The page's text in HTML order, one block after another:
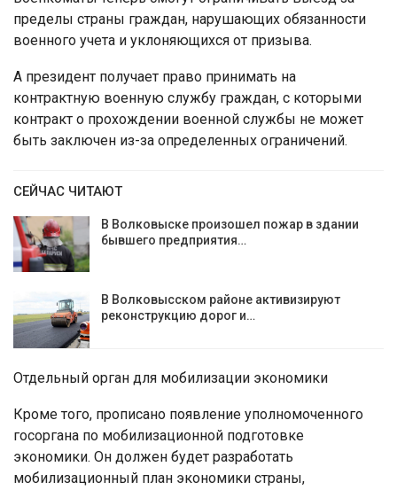
пределы страны граждан, нарушающих обязанности
военного учета и уклоняющихся от призыва.
А президент получает право принимать на
контрактную военную службу граждан, с которыми
контракт о прохождении военной службы не может
быть заключен из-за определенных ограничений.
СЕЙЧАС ЧИТАЮТ
В Волковыске произошел пожар в здании
бывшего предприятия…
В Волковысском районе активизируют
реконструкцию дорог и…
Отдельный орган для мобилизации экономики
Кроме того, прописано появление уполномоченного
госоргана по мобилизационной подготовке
экономики. Он должен будет разработать
мобилизационный план экономики страны,